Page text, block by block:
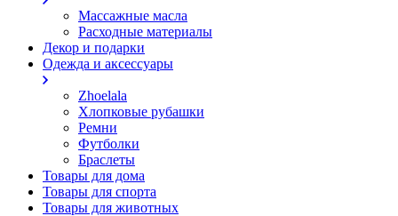
Массажные масла
Расходные материалы
Декор и подарки
Одежда и аксессуары
Zhoelala
Хлопковые рубашки
Ремни
Футболки
Браслеты
Товары для дома
Товары для спорта
Товары для животных